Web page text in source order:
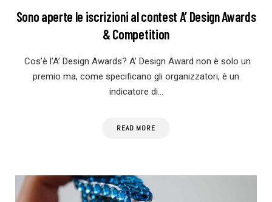
Sono aperte le iscrizioni al contest A’ Design Awards
& Competition
Cos’è l’A’ Design Awards? A’ Design Award non è solo un
premio ma, come specificano gli organizzatori, è un
indicatore di…
READ MORE